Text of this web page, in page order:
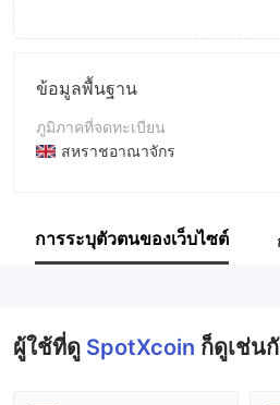
ข้อมูลพื้นฐาน
ภูมิภาคที่จดทะเบียน
สหราชอาณาจักร
ชื่อบริษัท
การระบุตัวตนของเว็บไซต์
ผู้ใช้ที่ดู SpotXcoin ก็ดูเช่น